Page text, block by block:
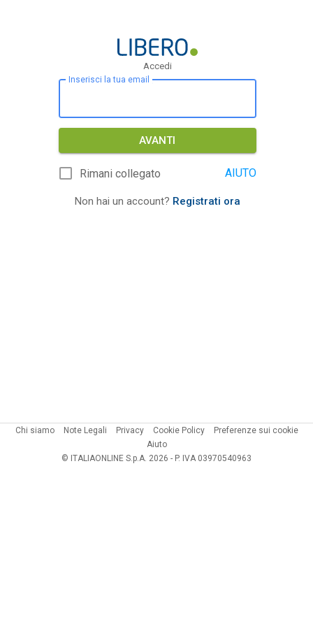
Accedi
Inserisci la tua email
AVANTI
Rimani collegato AIUTO
Non hai un account? Registrati ora
Chi siamo Note Legali Privacy Cookie Policy
Preferenze sui cookie
Aiuto
© ITALIAONLINE S.p.A. 2026 - P. IVA 03970540963